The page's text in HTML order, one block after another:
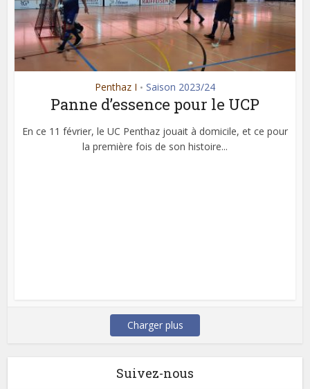
Penthaz I • Saison 2023/24
Panne d’essence pour le UCP
En ce 11 février, le UC Penthaz jouait à domicile, et ce pour
la première fois de son histoire...
Charger plus
Suivez-nous